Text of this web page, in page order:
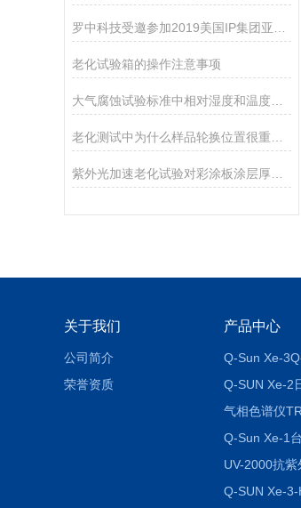
老化试验箱的操作注意事项
老化测试中为什么样品轮换位置很重要？
关于我们
公司简介
荣誉资质
产品中心